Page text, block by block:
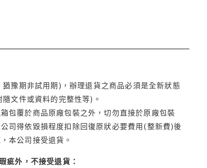
豫期非試用期)，辦理退貨之商品必須是全新狀態
文件或資料的完整性等)。
包覆於商品原廠包裝之外，切勿直接於原廠包裝
司得依毀損程度扣除回復原狀必要費用(整新費)後
本公司接受退貨。
疵外，不接受退貨：